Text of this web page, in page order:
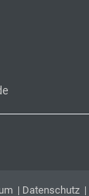
| Datenschutz |